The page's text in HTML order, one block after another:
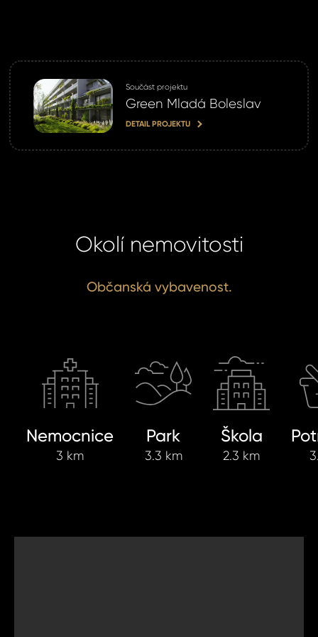
Součást projektu
Green Mladá Boleslav
DETAIL PROJEKTU
Okolí nemovitosti
Občanská vybavenost.
Nemocnice
3 km
Park
3.3 km
Škola
2.3 km